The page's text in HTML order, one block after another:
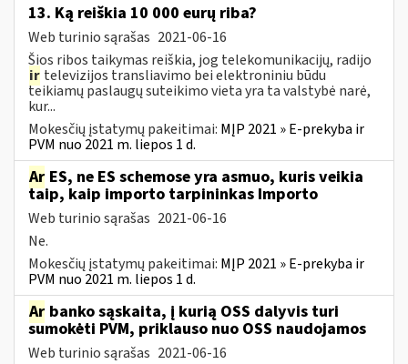
13. Ką reiškia 10 000 eurų riba?
Web turinio sąrašas 2021-06-16
Šios ribos taikymas reiškia, jog telekomunikacijų, radijo
ir televizijos transliavimo bei elektroniniu būdu
teikiamų paslaugų suteikimo vieta yra ta valstybė narė,
kur...
Mokesčių įstatymų pakeitimai: MĮP 2021 » E-prekyba ir
PVM nuo 2021 m. liepos 1 d.
Ar ES, ne ES schemose yra asmuo, kuris veikia
taip, kaip importo tarpininkas Importo
Web turinio sąrašas 2021-06-16
Ne.
Mokesčių įstatymų pakeitimai: MĮP 2021 » E-prekyba ir
PVM nuo 2021 m. liepos 1 d.
Ar banko sąskaita, į kurią OSS dalyvis turi
sumokėti PVM, priklauso nuo OSS naudojamos
Web turinio sąrašas 2021-06-16